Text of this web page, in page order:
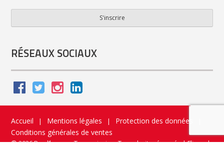
S'inscrire
Name *
RÉSEAUX SOCIAUX
Accueil | Mentions légales | Protection des données
Conditions générales de ventes
© 2026 Prud’homme Transmission. Tous droits réservés|Flippad